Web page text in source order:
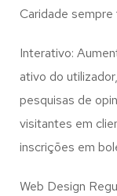
Caridade sempre
Interativo:
ativo do
pesquisas de
visitantes em
inscrições em
Web Design